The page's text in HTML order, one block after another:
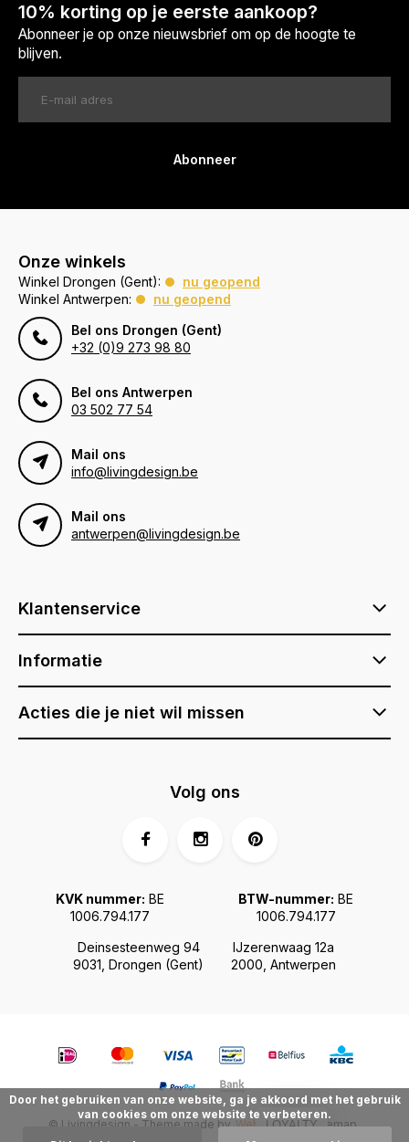
10% korting op je eerste aankoop?
Abonneer je op onze nieuwsbrief om op de hoogte te
blijven.
Abonneer
Onze winkels
Winkel Drongen (Gent):
nu geopend
Winkel Antwerpen:
nu geopend
Bel ons Drongen (Gent)
+32 (0)9 273 98 80
Bel ons Antwerpen
03 502 77 54
Mail ons
info@livingdesign.be
Mail ons
antwerpen@livingdesign.be
Klantenservice
Informatie
Acties die je niet wil missen
Deinsesteenweg 94
9031, Drongen (Gent)
IJzerenwaag 12a
2000, Antwerpen
KVK nummer: BE
1006.794.177
BTW-nummer: BE
1006.794.177
Volg ons
© Livingdesign - Theme made by Webdinge.nl Sitemap
Door het gebruiken van onze website, ga je akkoord met het gebruik
van cookies om onze website te verbeteren.
LOYALTY